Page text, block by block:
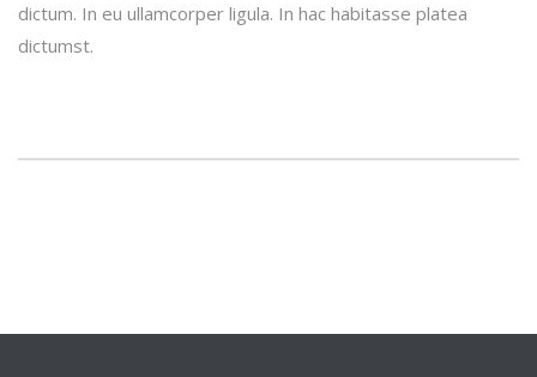
dictum. In eu ullamcorper ligula. In hac habitasse platea
dictumst.